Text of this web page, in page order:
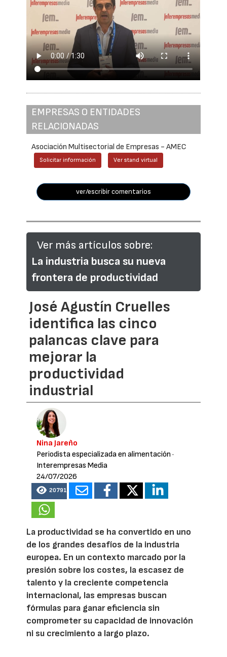
EMPRESAS O ENTIDADES
RELACIONADAS
Asociación Multisectorial de Empresas - AMEC
Solicitar información Ver stand virtual
ver/escribir comentarios
Ver más artículos sobre:
La industria busca su nueva
frontera de productividad
José Agustín Cruelles
identifica las cinco
palancas clave para
mejorar la
productividad
industrial
Nina Jareño
Periodista especializada en alimentación ·
Interempresas Media
24/07/2026
20791
La productividad se ha convertido en uno
de los grandes desafíos de la industria
europea. En un contexto marcado por la
presión sobre los costes, la escasez de
talento y la creciente competencia
internacional, las empresas buscan
fórmulas para ganar eficiencia sin
comprometer su capacidad de innovación
ni su crecimiento a largo plazo.